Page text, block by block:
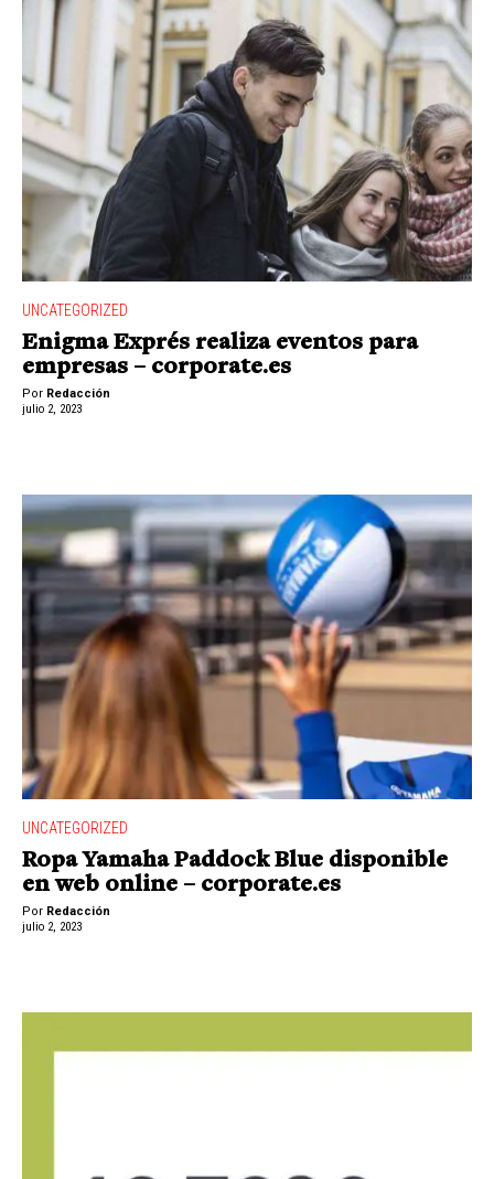
UNCATEGORIZED
Enigma Exprés realiza eventos para
empresas – corporate.es
Por Redacción
julio 2, 2023
UNCATEGORIZED
Ropa Yamaha Paddock Blue disponible
en web online – corporate.es
Por Redacción
julio 2, 2023